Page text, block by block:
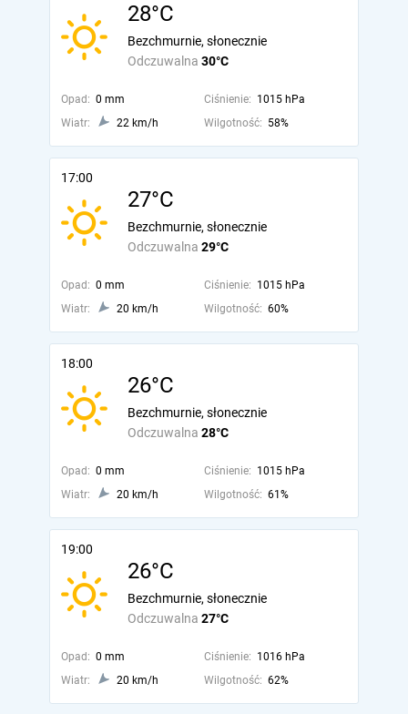
28°C
Odczuwalna 30°C
Bezchmurnie, słonecznie
Opad: 0 mm Ciśnienie: 1015 hPa
Wiatr:
22 km/h Wilgotność: 58%
17:00
27°C
Odczuwalna 29°C
Bezchmurnie, słonecznie
Opad: 0 mm Ciśnienie: 1015 hPa
Wiatr:
20 km/h Wilgotność: 60%
18:00
26°C
Odczuwalna 28°C
Bezchmurnie, słonecznie
Opad: 0 mm Ciśnienie: 1015 hPa
Wiatr:
20 km/h Wilgotność: 61%
19:00
26°C
Odczuwalna 27°C
Bezchmurnie, słonecznie
Opad: 0 mm Ciśnienie: 1016 hPa
Wiatr:
20 km/h Wilgotność: 62%